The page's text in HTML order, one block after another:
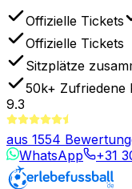
Offizielle Tickets
Offizielle Tickets
Sitzplätze
50k+ Zufriedene
9.3
aus 1554
WhatsApp
+31